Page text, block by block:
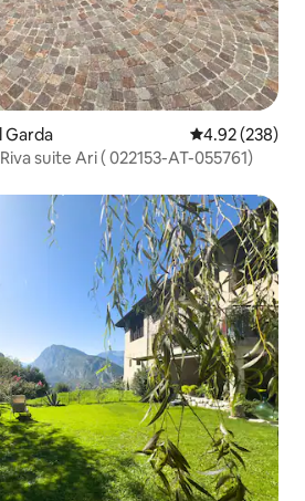
Garda Calificación
4.92 (238)
Apartamento centro Riva suite Ari ( 022153-AT-055761)